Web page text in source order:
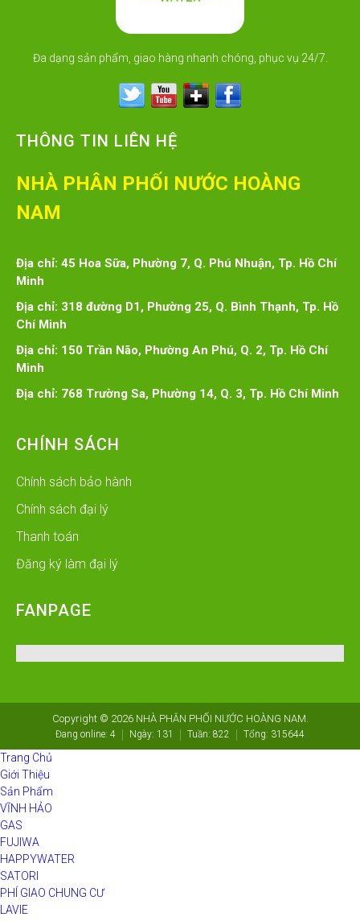
Đa dạng sản phẩm, giao hàng nhanh chóng, phục vụ 24/7.
THÔNG TIN LIÊN HỆ
NHÀ PHÂN PHỐI NƯỚC HOÀNG
NAM
Địa chỉ: 45 Hoa Sữa, Phường 7, Q. Phú Nhuận, Tp. Hồ Chí
Minh
Địa chỉ: 318 đường D1, Phường 25, Q. Bình Thạnh, Tp. Hồ
Chí Minh
Địa chỉ: 150 Trần Não, Phường An Phú, Q. 2, Tp. Hồ Chí
Minh
Địa chỉ: 768 Trường Sa, Phường 14, Q. 3, Tp. Hồ Chí Minh
CHÍNH SÁCH
Chính sách bảo hành
Chính sách đại lý
Thanh toán
Đăng ký làm đại lý
FANPAGE
Copyright © 2026 NHÀ PHÂN PHỐI NƯỚC HOÀNG NAM.
Đang online: 4 Ngày: 131 Tuần: 822 Tổng: 315644
Trang Chủ
Giới Thiệu
Sản Phẩm
VĨNH HẢO
GAS
FUJIWA
HAPPYWATER
SATORI
PHÍ GIAO CHUNG CƯ
LAVIE